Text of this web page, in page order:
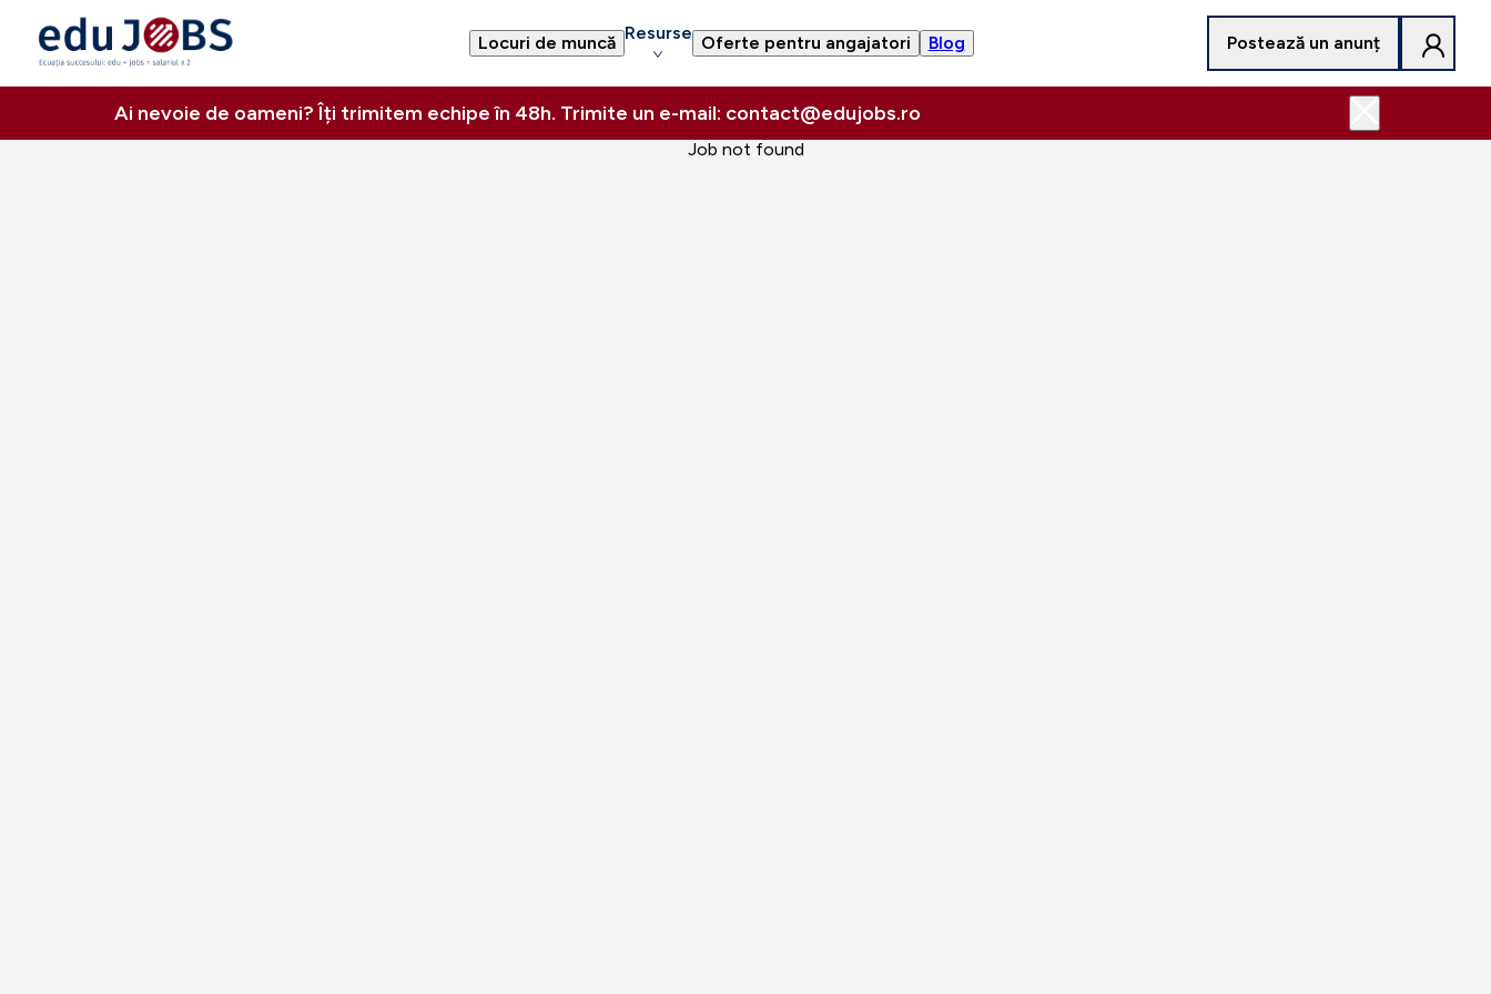
Locuri de muncă Resurse Oferte pentru angajatori Blog Postează un anunț
Ai nevoie de oameni? Îți trimitem echipe în 48h. Trimite un e-mail: contact@edujobs.ro
Job not found